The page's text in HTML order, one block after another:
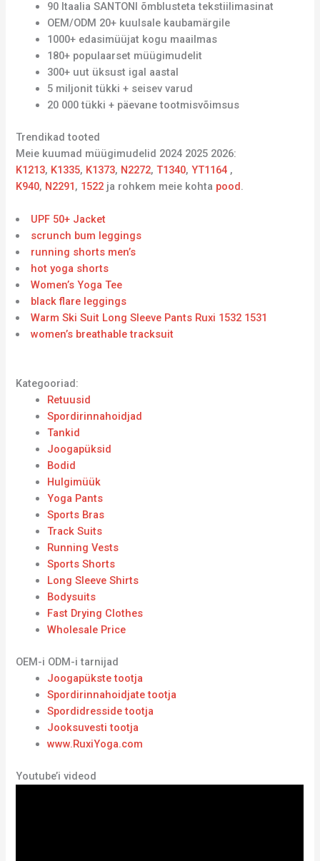
90 Itaalia SANTONI õmblusteta tekstiilimasinat
OEM/ODM 20+ kuulsale kaubamärgile
1000+ edasimüüjat kogu maailmas
180+ populaarset müügimudelit
300+ uut üksust igal aastal
5 miljonit tükki + seisev varud
20 000 tükki + päevane tootmisvõimsus
Trendikad tooted
Meie kuumad müügimudelid 2024 2025 2026:
K1213, K1335, K1373, N2272,T1340,YT1164 ,
K940, N2291, 1522 ja rohkem meie kohta pood.
UPF 50+ Jacket
scrunch bum leggings
running shorts men’s
hot yoga shorts
Women’s Yoga Tee
black flare leggings
Warm Ski Suit Long Sleeve Pants Ruxi 1532 1531
women’s breathable tracksuit
Kategooriad:
Retuusid
Spordirinnahoidjad
Tankid
Joogapüksid
Bodid
Hulgimüük
Yoga Pants
Sports Bras
Track Suits
Running Vests
Sports Shorts
Long Sleeve Shirts
Bodysuits
Fast Drying Clothes
Wholesale Price
OEM-i ODM-i tarnijad
Joogapükste tootja
Spordirinnahoidjate tootja
Spordidresside tootja
Jooksuvesti tootja
www.RuxiYoga.com
Youtube’i videod